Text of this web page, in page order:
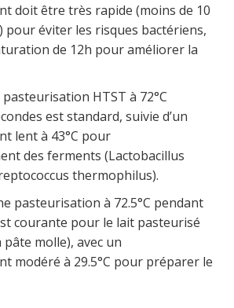
doit être très rapide (moins de 10
pour éviter les risques bactériens,
de 12h pour améliorer la
pasteurisation HTST à 72°C
est standard, suivie d’un
lent à 43°C pour
des ferments (Lactobacillus
thermophilus).
pasteurisation à 72.5°C pendant
courante pour le lait pasteurisé
molle), avec un
modéré à 29.5°C pour préparer le